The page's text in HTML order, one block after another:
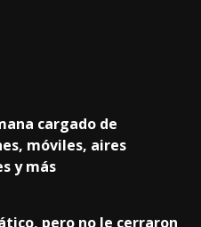
cargado de
móviles, aires
y más
pero no le cerraron